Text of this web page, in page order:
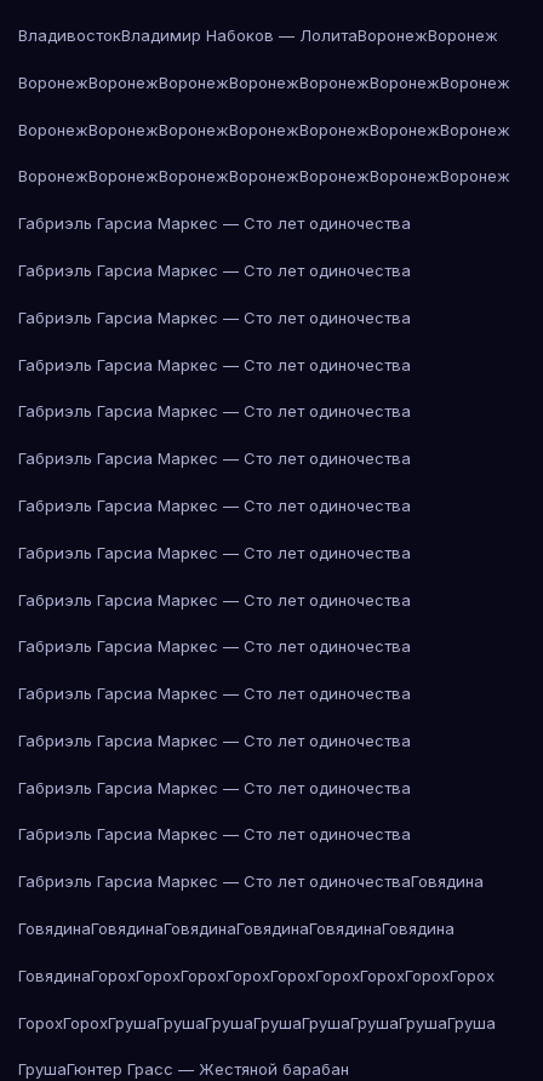
ВладивостокВладимир Набоков — ЛолитаВоронежВоронеж
ВоронежВоронежВоронежВоронежВоронежВоронежВоронеж
ВоронежВоронежВоронежВоронежВоронежВоронежВоронеж
ВоронежВоронежВоронежВоронежВоронежВоронежВоронеж
Габриэль Гарсиа Маркес — Сто лет одиночества
Габриэль Гарсиа Маркес — Сто лет одиночества
Габриэль Гарсиа Маркес — Сто лет одиночества
Габриэль Гарсиа Маркес — Сто лет одиночества
Габриэль Гарсиа Маркес — Сто лет одиночества
Габриэль Гарсиа Маркес — Сто лет одиночества
Габриэль Гарсиа Маркес — Сто лет одиночества
Габриэль Гарсиа Маркес — Сто лет одиночества
Габриэль Гарсиа Маркес — Сто лет одиночества
Габриэль Гарсиа Маркес — Сто лет одиночества
Габриэль Гарсиа Маркес — Сто лет одиночества
Габриэль Гарсиа Маркес — Сто лет одиночества
Габриэль Гарсиа Маркес — Сто лет одиночества
Габриэль Гарсиа Маркес — Сто лет одиночества
Габриэль Гарсиа Маркес — Сто лет одиночестваГовядина
ГовядинаГовядинаГовядинаГовядинаГовядинаГовядина
ГовядинаГорохГорохГорохГорохГорохГорохГорохГорохГорох
ГорохГорохГрушаГрушаГрушаГрушаГрушаГрушаГрушаГруша
ГрушаГюнтер Грасс — Жестяной барабан